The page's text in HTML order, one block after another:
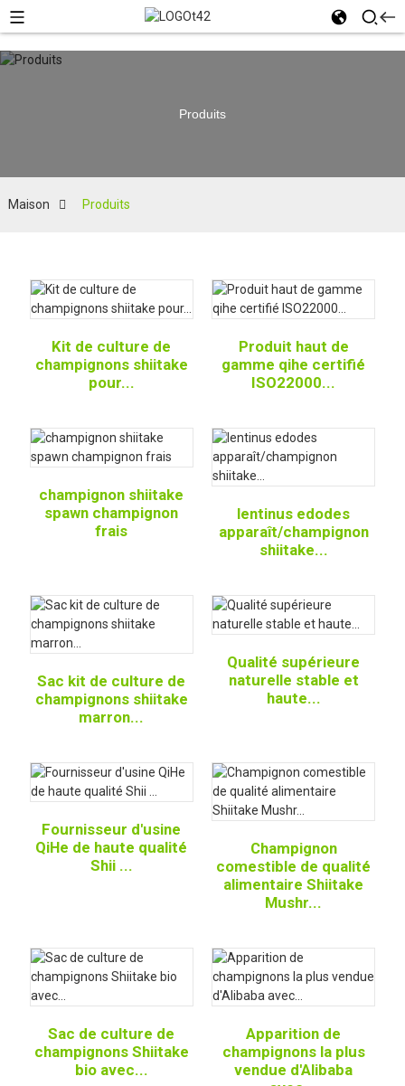
Produits
Maison Produits
Kit de culture de
champignons shiitake
pour...
Produit haut de
gamme qihe certifié
ISO22000...
champignon shiitake
spawn champignon
frais
lentinus edodes
apparaît/champignon
shiitake...
Sac kit de culture de
champignons shiitake
marron...
Qualité supérieure
naturelle stable et
haute...
Fournisseur d'usine
QiHe de haute qualité
Shii ...
Champignon
comestible de qualité
alimentaire Shiitake
Mushr...
Sac de culture de
champignons Shiitake
bio avec...
Apparition de
champignons la plus
vendue d'Alibaba